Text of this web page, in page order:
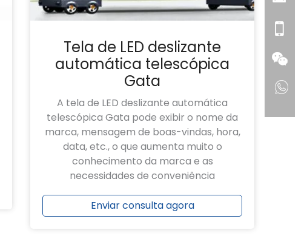
Tela de LED deslizante
automática telescópica
Gata
A tela de LED deslizante automática
telescópica Gata pode exibir o nome da
marca, mensagem de boas-vindas, hora,
data, etc., o que aumenta muito o
conhecimento da marca e as
necessidades de conveniência
Enviar consulta agora